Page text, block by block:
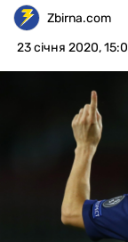
БУКМЕКЕРИ
Zbirna.com
23 січня 2020,